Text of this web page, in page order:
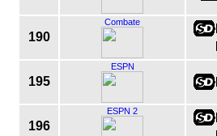
190
Combate
195
ESPN
196
ESPN 2